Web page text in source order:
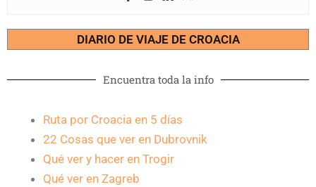
DIARIO DE VIAJE DE CROACIA
Encuentra toda la info
Ruta por Croacia en 5 días
22 Cosas que ver en Dubrovnik
Qué ver y hacer en Trogir
Qué ver en Zagreb